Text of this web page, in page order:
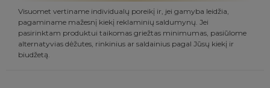
Visuomet vertiname individualų poreikį ir, jei gamyba leidžia,
pagaminame mažesnį kiekį reklaminių saldumynų. Jei
pasirinktam produktui taikomas griežtas minimumas, pasiūlome
alternatyvias dėžutes, rinkinius ar saldainius pagal Jūsų kiekį ir
biudžetą.